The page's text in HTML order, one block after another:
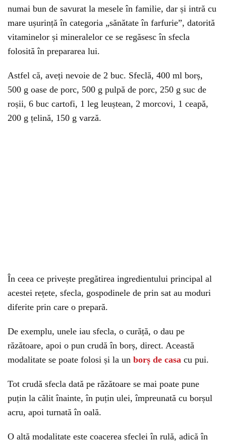
numai bun de savurat la mesele în familie, dar și intră cu
mare ușurință în categoria „sănătate în farfurie”, datorită
vitaminelor și mineralelor ce se regăsesc în sfecla
folosită în prepararea lui.
Astfel că, aveți nevoie de 2 buc. Sfeclă, 400 ml borș,
500 g oase de porc, 500 g pulpă de porc, 250 g suc de
roșii, 6 buc cartofi, 1 leg leuștean, 2 morcovi, 1 ceapă,
200 g țelină, 150 g varză.
În ceea ce privește pregătirea ingredientului principal al
acestei rețete, sfecla, gospodinele de prin sat au moduri
diferite prin care o prepară.
De exemplu, unele iau sfecla, o curăță, o dau pe
răzătoare, apoi o pun crudă în borș, direct. Această
modalitate se poate folosi și la un borș de casa cu pui.
Tot crudă sfecla dată pe răzătoare se mai poate pune
puțin la călit înainte, în puțin ulei, împreunată cu borșul
acru, apoi turnată în oală.
O altă modalitate este coacerea sfeclei în rulă, adică în